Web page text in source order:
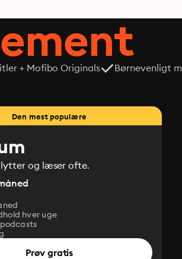
+ Mofibo Originals
Børnevenligt
Den mest populære
lytter og læser ofte.
hver uge
Prøv gratis